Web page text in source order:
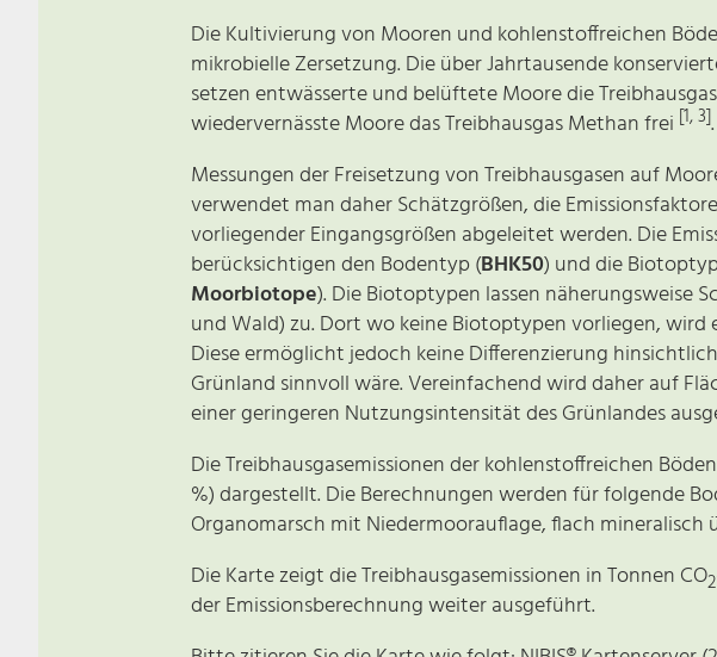
Die Kultivierung von Mooren und kohlenstoffreichen
mikrobielle Zersetzung. Die über Jahrtausende
setzen entwässerte und belüftete Moore die
wiedervernässte Moore das Treibhausgas Methan frei [1, 3].
Messungen der Freisetzung von Treibhausgasen auf
verwendet man daher Schätzgrößen, die
vorliegender Eingangsgrößen abgeleitet werden. Die
berücksichtigen den Bodentyp (BHK50) und die
Moorbiotope). Die Biotoptypen lassen näherungsweise
und Wald) zu. Dort wo keine Biotoptypen vorliegen, wird
Diese ermöglicht jedoch keine Differenzierung
Grünland sinnvoll wäre. Vereinfachend wird daher auf
einer geringeren Nutzungsintensität des Grünlandes
Die Treibhausgasemissionen der kohlenstoffreichen
%) dargestellt. Die Berechnungen werden für folgende
Organomarsch mit Niedermoorauflage, flach
Die Karte zeigt die Treibhausgasemissionen in Tonnen CO2
der Emissionsberechnung weiter ausgeführt.